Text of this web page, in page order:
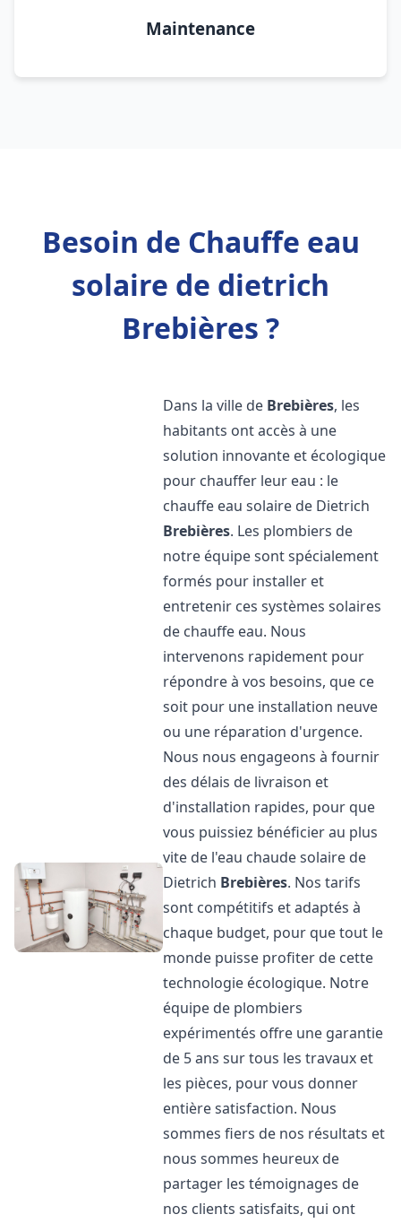
Maintenance
Besoin de Chauffe eau
solaire de dietrich
Brebières ?
Dans la ville de Brebières, les
habitants ont accès à une
solution innovante et écologique
pour chauffer leur eau : le
chauffe eau solaire de Dietrich
Brebières. Les plombiers de
notre équipe sont spécialement
formés pour installer et
entretenir ces systèmes solaires
de chauffe eau. Nous
intervenons rapidement pour
répondre à vos besoins, que ce
soit pour une installation neuve
ou une réparation d'urgence.
Nous nous engageons à fournir
des délais de livraison et
d'installation rapides, pour que
vous puissiez bénéficier au plus
vite de l'eau chaude solaire de
Dietrich Brebières. Nos tarifs
sont compétitifs et adaptés à
chaque budget, pour que tout le
monde puisse profiter de cette
technologie écologique. Notre
équipe de plombiers
expérimentés offre une garantie
de 5 ans sur tous les travaux et
les pièces, pour vous donner
entière satisfaction. Nous
sommes fiers de nos résultats et
nous sommes heureux de
partager les témoignages de
nos clients satisfaits, qui ont